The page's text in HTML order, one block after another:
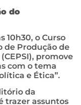
do
10h30, o Curso
de Produção de
promove
com o tema
e Ética”.
da
trazer assuntos